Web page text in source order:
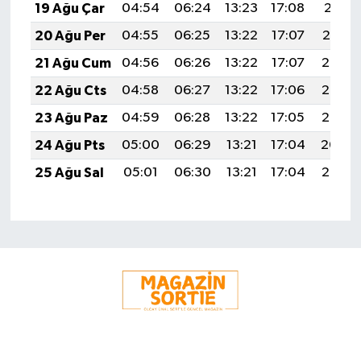
19 Ağu Çar
04:54 06:24 13:23 17:08
20:11
20 Ağu Per
04:55 06:25 13:22 17:07
20:10
21 Ağu Cum
04:56 06:26 13:22 17:07
20:08
22 Ağu Cts
04:58 06:27 13:22 17:06
20:07
23 Ağu Paz
04:59 06:28 13:22 17:05
20:06
24 Ağu Pts
05:00 06:29 13:21 17:04
20:04
25 Ağu Sal
05:01 06:30 13:21 17:04 20:03